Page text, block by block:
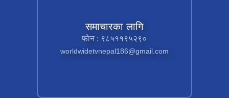
समाचारका लागि
फाेन : ९८५११९५२९०
worldwidetvnepal186@gmail.com